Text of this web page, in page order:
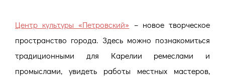
Центр культуры «Петровский» – новое творческое
пространство города. Здесь можно познакомиться
традиционными для Карелии ремеслами и
промыслами, увидеть работы местных мастеров,